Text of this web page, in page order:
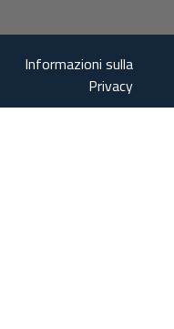
Informazioni sulla
Privacy